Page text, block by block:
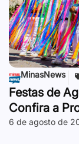
MinasNews
Festas de
Confira a
6 de agosto de